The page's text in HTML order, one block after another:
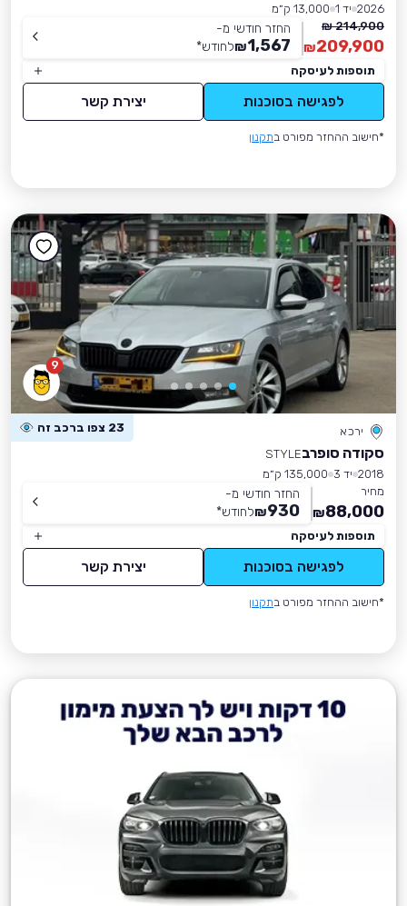
2026 יד 1
13,000 ק״מ
214,900 ₪
209,900
₪
החזר חודשי מ-
1,567
₪לחודש*
תוספות לעיסקה
לפגישה בסוכנות יצירת קשר
*חישוב ההחזר מפורט בתקנון
9
ירכא 23 צפו ברכב זה
סקודה סופרבSTYLE
2018 יד 3
135,000 ק״מ
מחיר
88,000
₪
החזר חודשי מ-
930
₪לחודש*
תוספות לעיסקה
לפגישה בסוכנות יצירת קשר
*חישוב ההחזר מפורט בתקנון